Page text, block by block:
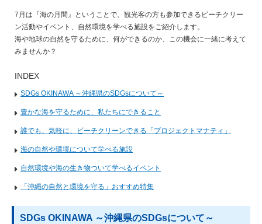
7月は『海の月間』ということで、観光客の方も参加できるビーチクリー
ン活動やイベント、自然環境を学べる施設をご紹介します。
海や地球の自然を守るために、何ができるのか、この機会に一緒に考えて
みませんか？
INDEX
SDGs OKINAWA ～沖縄県のSDGsについて～
豊かな海を守るために、私たちにできること
誰でも、気軽に、ビーチクリーンできる「プロジェクトマナティ」
海の自然や環境について学べる施設
自然環境や海の生き物ついて学べるイベント
「沖縄の自然と環境を守る」おすすめ特集
SDGs OKINAWA ～沖縄県のSDGsについて～